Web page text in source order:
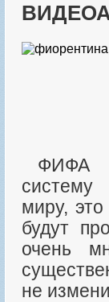
ФИФА разрешила использовать
систему
миру, это
будут
очень
не